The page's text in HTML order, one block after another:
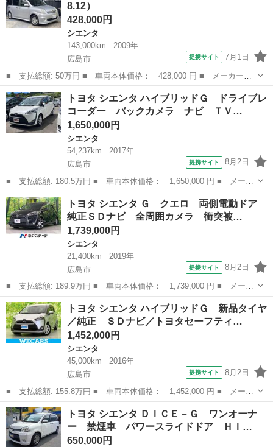
ヨタセー...
8.12）
428,000円
シエンタ
143,000km
2009年
広島市
提携サイト 7月1日
■ 支払総額: 50万円 ■ 車両本体価格： 428,000 円 ■ メーカー
名： トヨタ ■ 車種名： シエンタ ■ グレード名： Ｘ Ｓエデ
ィション ■ 排気量： 1500cc ■ ドア枚数： 5D ■ ミッション：
...
広島 広島市 シエンタ
トヨタ シエンタ ハイブリッドＧ ドライブレ
コーダー バックカメラ ナビ ＴＶ…
1,650,000円
シエンタ
54,237km
2017年
広島市
提携サイト 8月2日
■ 支払総額: 180.5万円 ■ 車両本体価格： 1,650,000 円 ■ メーカ
ー名： トヨタ ■ 車種名： シエンタ ■ グレード名： ハイブリ
ッドＧ ドライブレコーダー バックカメラ ナビ ＴＶ レーンア
シスト ...
広島 広島市 シエンタ
トヨタ シエンタ Ｇ クエロ 両側電動ドア
純正ＳＤナビ 全周囲カメラ 衝突被…
1,739,000円
シエンタ
21,400km
2019年
広島市
提携サイト 8月2日
■ 支払総額: 189.9万円 ■ 車両本体価格： 1,739,000 円 ■ メーカ
ー名： トヨタ ■ 車種名： シエンタ ■ グレード名： Ｇ クエ
ロ 両側電動ドア 純正ＳＤナビ 全周囲カメラ 衝突被害軽減シス
テム 禁...
広島 広島市 シエンタ
トヨタ シエンタ ハイブリッドＧ 新品タイヤ
／純正 ＳＤナビ／トヨタセーフティ…
1,452,000円
シエンタ
45,000km
2016年
広島市
提携サイト 8月2日
■ 支払総額: 155.8万円 ■ 車両本体価格： 1,452,000 円 ■ メーカ
ー名： トヨタ ■ 車種名： シエンタ ■ グレード名： ハイブリ
ッドＧ 新品タイヤ／純正 ＳＤナビ／トヨタセーフティセンス／両
側電動ス...
広島 広島市 シエンタ
トヨタ シエンタ ＤＩＣＥ－Ｇ ワンオーナ
ー 禁煙車 パワースライドドア ＨＩ…
650,000円